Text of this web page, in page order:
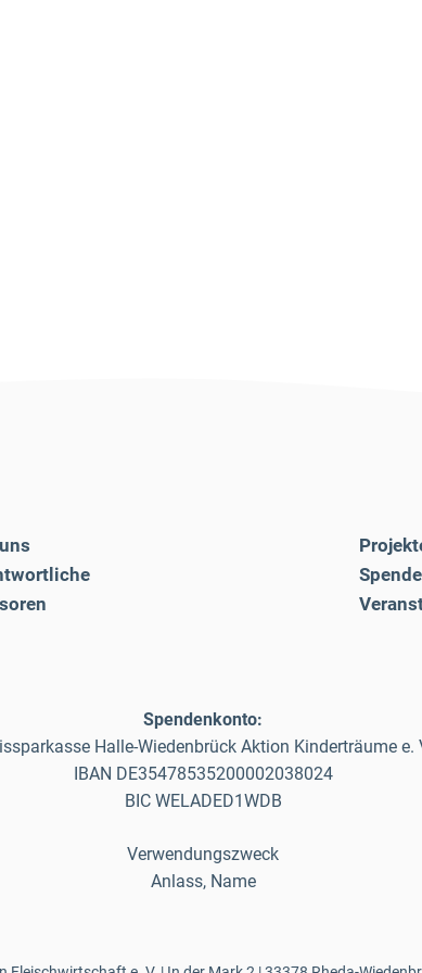
Spendenkonto:
Halle-Wiedenbrück Aktion Kinderträume e.
IBAN DE35478535200002038024
BIC WELADED1WDB
Verwendungszweck
Anlass, Name